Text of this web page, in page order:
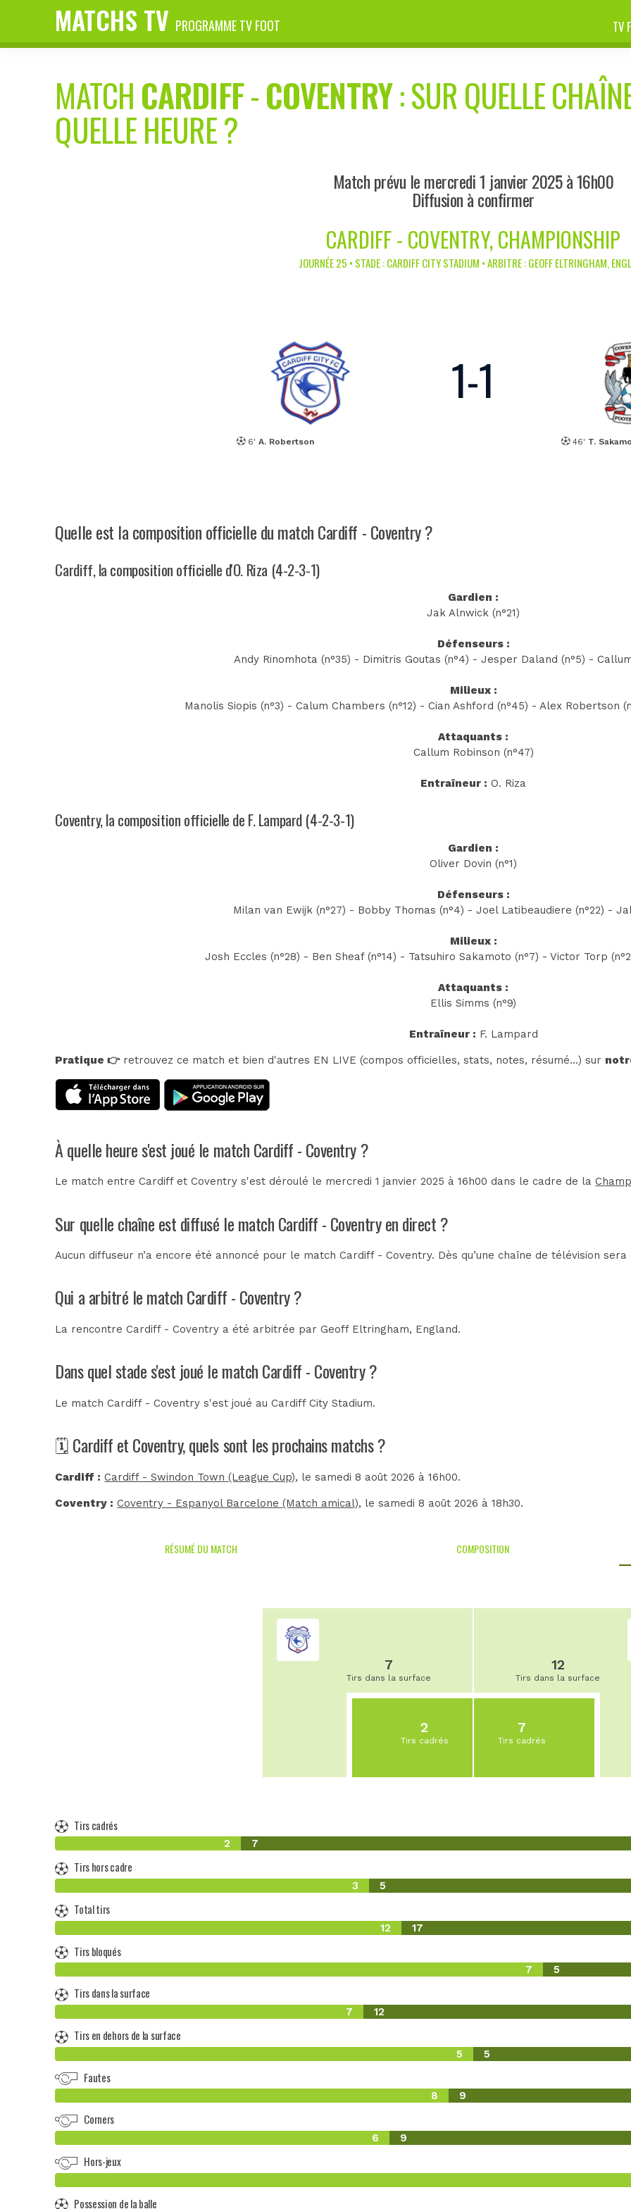
MATCHS TV PROGRAMME TV FOOT TV
MATCHCARDIFF-COVENTRY: SUR QUELLE
QUELLE HEURE ?
Match prévu le mercredi 1 janvier 2025 à 16h00
Diffusion à confirmer
CARDIFF - COVENTRY, CHAMPIONSHIP
JOURNÉE 25 • STADE : CARDIFF CITY STADIUM • ARBITRE : GEOFF ELTRINGHAM,
6' A. Robertson
1-1
46' T.
Quelle est la composition officielle du match Cardiff - Coventry ?
Cardiff, la composition officielle d'O. Riza (4-2-3-1)
Gardien :
Jak Alnwick (n°21)
Défenseurs :
Andy Rinomhota (n°35) - Dimitris Goutas (n°4) - Jesper Daland (n°5) -
Milieux :
Manolis Siopis (n°3) - Calum Chambers (n°12) - Cian Ashford (n°45) - Alex Robertson
Attaquants :
Callum Robinson (n°47)
Entraîneur : O. Riza
Coventry, la composition officielle de F. Lampard (4-2-3-1)
Gardien :
Oliver Dovin (n°1)
Défenseurs :
Milan van Ewijk (n°27) - Bobby Thomas (n°4) - Joel Latibeaudiere (n°22) -
Milieux :
Josh Eccles (n°28) - Ben Sheaf (n°14) - Tatsuhiro Sakamoto (n°7) - Victor Torp
Attaquants :
Ellis Simms (n°9)
Entraîneur : F. Lampard
Pratique 👉retrouvez ce match et bien d'autres EN LIVE (compos officielles, stats, notes, résumé...) sur
À quelle heure s'est joué le match Cardiff - Coventry ?
Le match entre Cardiff et Coventry s'est déroulé le mercredi 1 janvier 2025 à 16h00 dans le cadre de la
Sur quelle chaîne est diffusé le match Cardiff - Coventry en direct ?
Aucun diffuseur n’a encore été annoncé pour le match Cardiff - Coventry. Dès qu’une chaîne de télévision
Qui a arbitré le match Cardiff - Coventry ?
La rencontre Cardiff - Coventry a été arbitrée parGeoff Eltringham, England.
Dans quel stade s'est joué le match Cardiff - Coventry ?
Le match Cardiff - Coventry s'est joué auCardiff City Stadium.
🗓️ Cardiff et Coventry, quels sont les prochains matchs ?
Cardiff : Cardiff - Swindon Town (League Cup), le samedi 8 août 2026 à 16h00.
Coventry : Coventry - Espanyol Barcelone (Match amical), le samedi 8 août 2026 à 18h30.
RÉSUMÉ DU MATCH COMPOSITION
7
Tirs dans la surface
2
Tirs cadrés
12
Tirs dans la surface
7
Tirs cadrés
Tirs cadrés
2 7
Tirs hors cadre
3 5
Total tirs
12 17
Tirs bloqués
7 5
Tirs dans la surface
7 12
Tirs en dehors de la surface
5 5
Fautes
8 9
Corners
6 9
Hors-jeux
Possession de la balle